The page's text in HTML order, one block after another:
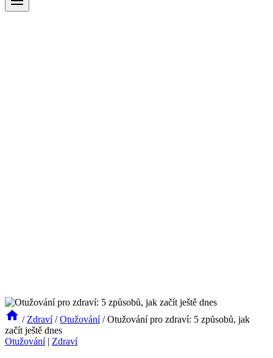
/ Zdraví / Otužování / Otužování pro zdraví: 5 způsobů, jak
začít ještě dnes
Otužování| Zdraví